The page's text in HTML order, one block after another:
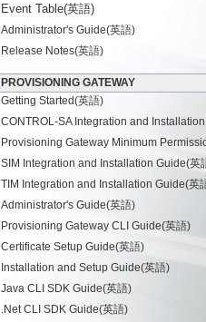
Event Table(英語)
Administrator's Guide(英語)
Release Notes(英語)
PROVISIONING GATEWAY
Getting Started(英語)
CONTROL-SA Integration and
Provisioning Gateway Minimum
SIM Integration and Installation Guide(英
TIM Integration and Installation Guide(英
Administrator's Guide(英語)
Provisioning Gateway CLI Guide(英語)
Certificate Setup Guide(英語)
Installation and Setup Guide(英語)
Java CLI SDK Guide(英語)
.Net CLI SDK Guide(英語)